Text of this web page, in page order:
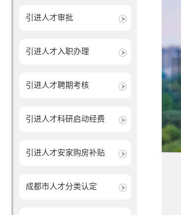
引进人才审批
引进人才入职办理
引进人才聘期考核
引进人才科研启动经费
引进人才安家购房补贴
成都市人才分类认定